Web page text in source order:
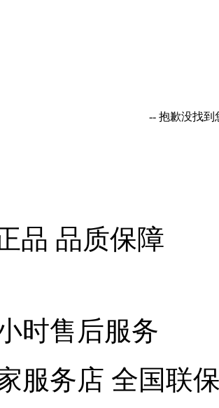
-- 抱歉没找到
品 品质保障
时售后服务
服务店 全国联